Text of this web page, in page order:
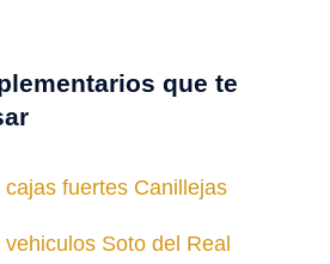
que te
fuertes Canillejas
Soto del Real